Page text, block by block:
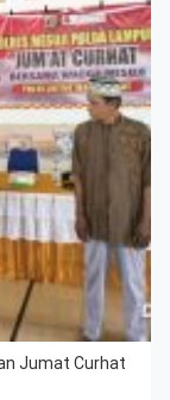
Jumat Curhat